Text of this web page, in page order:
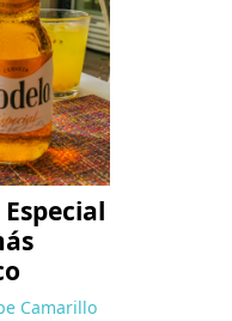
Camarillo